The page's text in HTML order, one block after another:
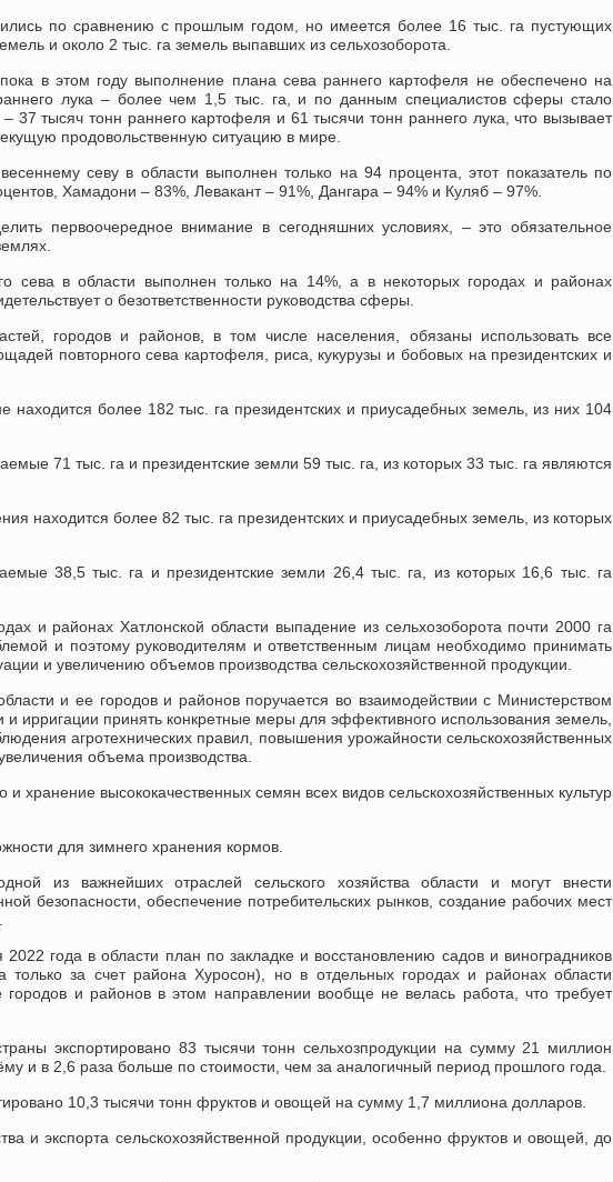
по сравнению с прошлым годом, но имеется более 16 тыс. га пустующих
и около 2 тыс. га земель выпавших из сельхозоборота.
в этом году выполнение плана сева раннего картофеля не обеспечено на
лука – более чем 1,5 тыс. га, и по данным специалистов сферы стало
тысяч тонн раннего картофеля и 61 тысячи тонн раннего лука, что вызывает
продовольственную ситуацию в мире.
севу в области выполнен только на 94 процента, этот показатель по
Хамадони – 83%, Левакант – 91%, Дангара – 94% и Куляб – 97%.
первоочередное внимание в сегодняшних условиях, – это обязательное
сева в области выполнен только на 14%, а в некоторых городах и районах
о безответственности руководства сферы.
городов и районов, в том числе населения, обязаны использовать все
повторного сева картофеля, риса, кукурузы и бобовых на президентских и
более 182 тыс. га президентских и приусадебных земель, из них 104
71 тыс. га и президентские земли 59 тыс. га, из которых 33 тыс. га являются
находится более 82 тыс. га президентских и приусадебных земель, из которых
38,5 тыс. га и президентские земли 26,4 тыс. га, из которых 16,6 тыс. га
и районах Хатлонской области выпадение из сельхозоборота почти 2000 га
и поэтому руководителям и ответственным лицам необходимо принимать
и увеличению объемов производства сельскохозяйственной продукции.
и ее городов и районов поручается во взаимодействии с Министерством
и ирригации принять конкретные меры для эффективного использования земель,
агротехнических правил, повышения урожайности сельскохозяйственных
объема производства.
хранение высококачественных семян всех видов сельскохозяйственных культур
для зимнего хранения кормов.
из важнейших отраслей сельского хозяйства области и могут внести
безопасности, обеспечение потребительских рынков, создание рабочих мест
года в области план по закладке и восстановлению садов и виноградников
за счет района Хуросон), но в отдельных городах и районах области
и районов в этом направлении вообще не велась работа, что требует
экспортировано 83 тысячи тонн сельхозпродукции на сумму 21 миллион
и в 2,6 раза больше по стоимости, чем за аналогичный период прошлого года.
10,3 тысячи тонн фруктов и овощей на сумму 1,7 миллиона долларов.
и экспорта сельскохозяйственной продукции, особенно фруктов и овощей, до